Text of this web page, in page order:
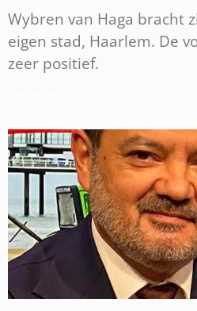
Wybren van Haga bracht
eigen stad, Haarlem. De
zeer positief.